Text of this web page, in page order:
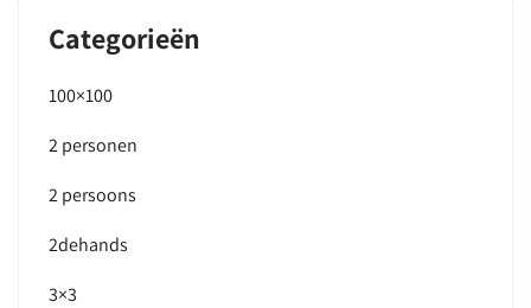
Categorieën
100×100
2 personen
2 persoons
2dehands
3×3